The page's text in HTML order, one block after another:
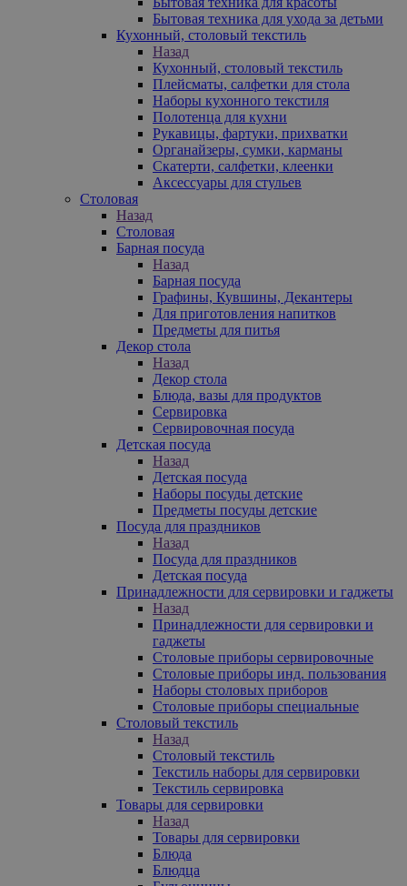
Бытовая техника для ухода за детьми
Кухонный, столовый текстиль
Назад
Кухонный, столовый текстиль
Плейсматы, салфетки для стола
Наборы кухонного текстиля
Полотенца для кухни
Рукавицы, фартуки, прихватки
Органайзеры, сумки, карманы
Скатерти, салфетки, клеенки
Аксессуары для стульев
Столовая
Назад
Столовая
Барная посуда
Назад
Барная посуда
Графины, Кувшины, Декантеры
Для приготовления напитков
Предметы для питья
Декор стола
Назад
Декор стола
Блюда, вазы для продуктов
Сервировка
Сервировочная посуда
Детская посуда
Назад
Детская посуда
Наборы посуды детские
Предметы посуды детские
Посуда для праздников
Назад
Посуда для праздников
Детская посуда
Принадлежности для сервировки и гаджеты
Назад
Принадлежности для сервировки и
гаджеты
Столовые приборы сервировочные
Столовые приборы инд. пользования
Наборы столовых приборов
Столовые приборы специальные
Столовый текстиль
Назад
Столовый текстиль
Текстиль наборы для сервировки
Текстиль сервировка
Товары для сервировки
Назад
Товары для сервировки
Блюда
Блюдца